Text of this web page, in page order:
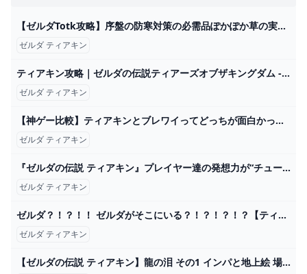
【ゼルダTotk攻略】序盤の防寒対策の必需品ぽかぽか草の実を効率よく回収できるルートはこちら！ - YouTube
ゼルダ ティアキン
ティアキン攻略｜ゼルダの伝説ティアーズオブザキングダム - ゲームウィズ【2024】 ゼルダの伝説 ティアーズ ゼルダ
ゼルダ ティアキン
【神ゲー比較】ティアキンとブレワイってどっちが面白かった？【ゼルダの伝説ティアーズオブザキングダム】【ゼルダの伝説ブレスオブザワイルド】 - YouTube
ゼルダ ティアキン
『ゼルダの伝説 ティアキン』プレイヤー達の発想力が“チュートリアル”から爆発―初歩的なギミック、しかし突破方法は無限 インサイド
ゼルダ ティアキン
ゼルダ？！？！！ ゼルダがそこにいる？！？！？！？【ティアキン】【ゼルダの伝説ティアーズオブザキングダム】【ゆっくり実況？】part27 - YouTube
ゼルダ ティアキン
【ゼルダの伝説 ティアキン】龍の泪 その1 インパと地上絵 場所 行き方 攻略【ティアーズオブザキングダム】 - YouTube